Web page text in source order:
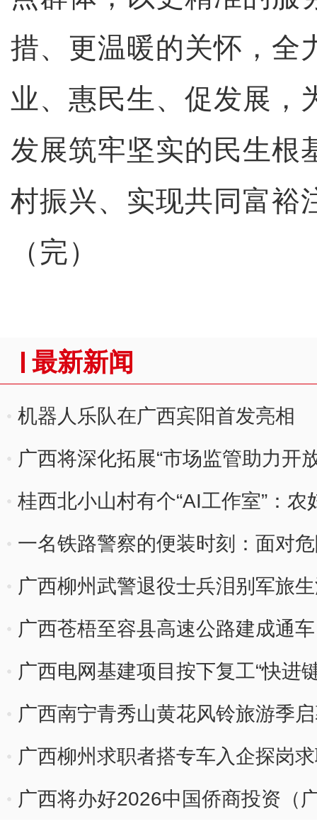
措、更温暖的关怀，全
业、惠民生、促发展，
发展筑牢坚实的民生根
村振兴、实现共同富裕
（完）
最新新闻
机器人乐队在广西宾阳首发亮相
广西将深化拓展“市场监管助力开
桂西北小山村有个“AI工作室”：
一名铁路警察的便装时刻：面对
广西柳州武警退役士兵泪别军旅
广西苍梧至容县高速公路建成通
广西电网基建项目按下复工“快进
广西南宁青秀山黄花风铃旅游季
广西柳州求职者搭专车入企探岗
广西将办好2026中国侨商投资（